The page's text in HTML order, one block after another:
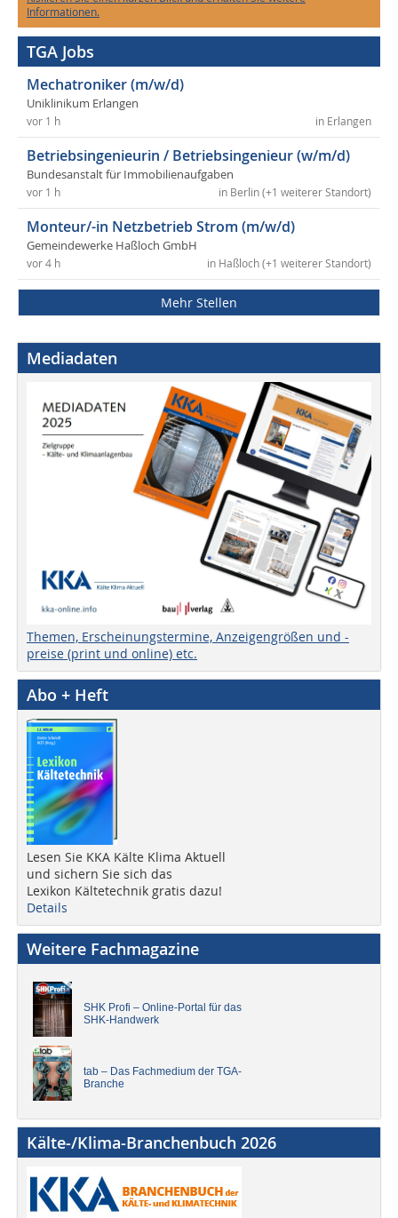
Informationen.
TGA Jobs
Mechatroniker (m/w/d)
Uniklinikum Erlangen
in Erlangen
vor 1 h
Betriebsingenieurin / Betriebsingenieur (w/m/d)
Bundesanstalt für Immobilienaufgaben
in Berlin (+1 weiterer Standort)
vor 1 h
Monteur/-in Netzbetrieb Strom (m/w/d)
Gemeindewerke Haßloch GmbH
in Haßloch (+1 weiterer Standort)
vor 4 h
Mehr Stellen
Mediadaten
Themen, Erscheinungstermine, Anzeigengrößen und -
preise (print und online) etc.
Abo + Heft
Lesen Sie KKA Kälte Klima Aktuell
und sichern Sie sich das
Lexikon Kältetechnik gratis dazu!
Details
Weitere Fachmagazine
SHK Profi – Online-Portal für das
SHK-Handwerk
tab – Das Fachmedium der TGA-
Branche
Kälte-/Klima-Branchenbuch 2026